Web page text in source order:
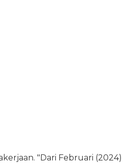
"Dari Februari (2024)